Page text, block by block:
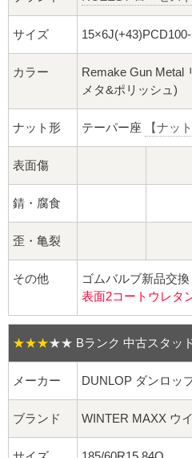
ロング平面ナット
球面座ナット
貫通ナット
袋ナット
ロング袋ナット
ショート袋ナット
スチール鉄ホイール
持ち込み交換工賃
サイズ
カラー
Remake Gun Metal
メタ&ポリッシュ)
ナット形 テーパー座 【ナッ
表面傷
錆・腐食
歪・亀裂
その他
ゴムバルブ新品交換
表面2コートウレタ
★★★★★ Bランク 中古スタッ
メーカー DUNLOP ダンロッ
ブランド WINTER MAXX ウ